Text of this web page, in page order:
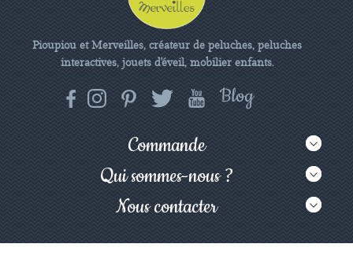
Pioupiou et Merveilles, créateur de peluches, peluches
interactives, jouets d'éveil, mobilier enfants.
Commande
Qui sommes-nous ?
Nous contacter